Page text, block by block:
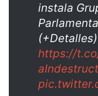
instala
(+Detalles)
https://